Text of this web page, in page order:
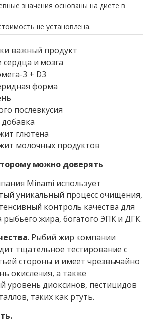
значения основаны на диете в
не установлена.
важный продукт
сердца и мозга
3 + D3
форма
послевкусия
глютена
молочных продуктов
можно доверять
Minami использует
уникальный процесс очищения,
контроль качества для
рыбьего жира, богатого ЭПК и ДГК.
. Рыбий жир компании
тщательное тестирование с
стороны и имеет чрезвычайно
окисления, а также
уровень диоксинов, пестицидов
таких как ртуть.